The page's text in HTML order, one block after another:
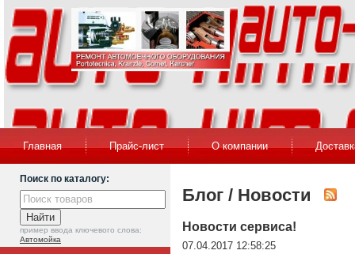
Главная Прайс-лист О компании
Поиск по каталогу:
пример ввода ключевого слова:
Автомойка
Блог / Новости
Новости сервиса!
07.04.2017 12:58:25